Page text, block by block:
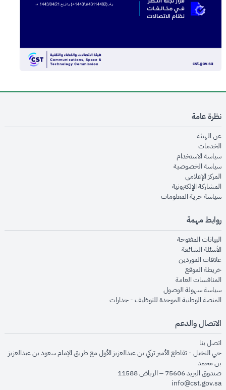
نظرة عامة
عن الهيئةopens in new window
الخدماتopens in new window
سياسة الاستخدام
سياسة الخصوصيةopens in new window
المركز الإعلاميopens in new window
المشاركة الإلكترونيةopens in new window
سياسة حرية المعلوماتopens in new window
روابط مهمة
البيانات المفتوحةopens in new window
الأسئلة الشائعةopens in new window
علاقات الموردينopens in new window
خريطة الموقعopens in new window
المنافسات العامةopens in new window
سياسة سهولة الوصولopens in new window
المنصة الوطنية الموحدة للتوظيف - جداراتopens in new window
الاتصال والدعم
اتصل بنا
حي النخيل - تقاطع الأمير تركي بن عبدالعزيز الأول مع طريق الإمام سعود بن عبدالعزيز
بن محمد
صندوق البريد 75606 – الرياض 11588
info@cst.gov.sa